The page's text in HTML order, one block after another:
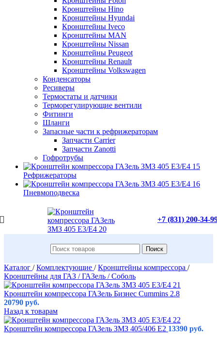
Кронштейны Hino
Кронштейны Hyundai
Кронштейны Iveco
Кронштейны MAN
Кронштейны Nissan
Кронштейны Peugeot
Кронштейны Renault
Кронштейны Volkswagen
Конденсаторы
Ресиверы
Термостаты и датчики
Терморегулирующие вентили
Фитинги
Шланги
Запасные части к рефрижераторам
Запчасти Carrier
Запчасти Zanotti
Гофротрубы
Рефрижераторы
Пневмоподвеска
+7 (831) 200-34-
Поиск
Каталог / Комплектующие / Кронштейны компрессора /
Кронштейны для ГАЗ / ГАЗель / Соболь
Кронштейн компрессора ГАЗель Бизнес Сummins 2.8
20790 руб.
Назад к товарам
Кронштейн компрессора ГАЗель ЗМЗ 405/406 Е2 13390 руб.